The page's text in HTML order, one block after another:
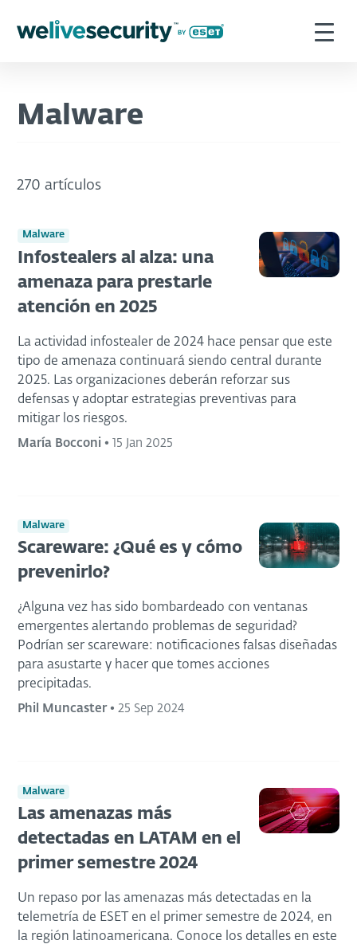
Malware
270 artículos
Malware
Infostealers al alza: una
amenaza para prestarle
atención en 2025
La actividad infostealer de 2024 hace pensar que este
tipo de amenaza continuará siendo central durante
2025. Las organizaciones deberán reforzar sus
defensas y adoptar estrategias preventivas para
mitigar los riesgos.
María Bocconi • 15 Jan 2025
Malware
Scareware: ¿Qué es y cómo
prevenirlo?
¿Alguna vez has sido bombardeado con ventanas
emergentes alertando problemas de seguridad?
Podrían ser scareware: notificaciones falsas diseñadas
para asustarte y hacer que tomes acciones
precipitadas.
Phil Muncaster• 25 Sep 2024
Malware
Las amenazas más
detectadas en LATAM en el
primer semestre 2024
Un repaso por las amenazas más detectadas en la
telemetría de ESET en el primer semestre de 2024, en
la región latinoamericana. Conoce los detalles en este